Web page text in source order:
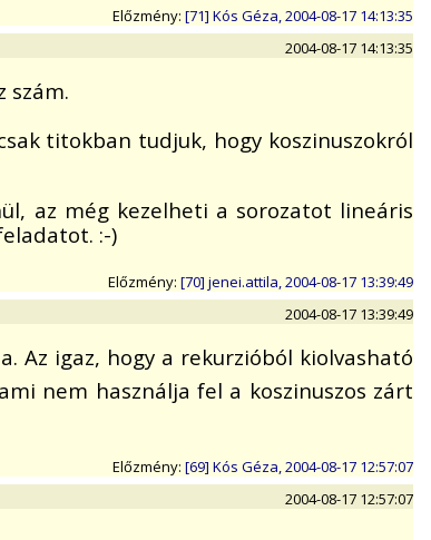
Előzmény: [71] Kós Géza, 2004-08-17 14:13:35
2004-08-17 14:13:35
szám.
titokban tudjuk, hogy koszinuszokról
az még kezelheti a sorozatot lineáris
:-)
Előzmény: [70] jenei.attila, 2004-08-17 13:39:49
2004-08-17 13:39:49
Az igaz, hogy a rekurzióból kiolvasható
nem használja fel a koszinuszos zárt
Előzmény: [69] Kós Géza, 2004-08-17 12:57:07
2004-08-17 12:57:07